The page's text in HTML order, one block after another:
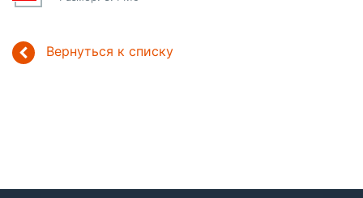
Вернуться к списку